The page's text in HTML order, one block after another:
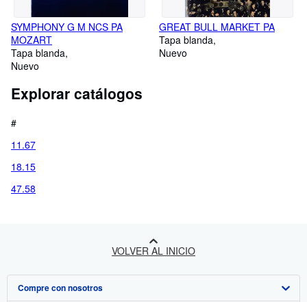
SYMPHONY G M NCS PA
MOZART
Tapa blanda
Nuevo
GREAT BULL MARKET PA
Tapa blanda
Nuevo
Explorar catálogos
#
11.67
18.15
47.58
VOLVER AL INICIO
Compre con nosotros